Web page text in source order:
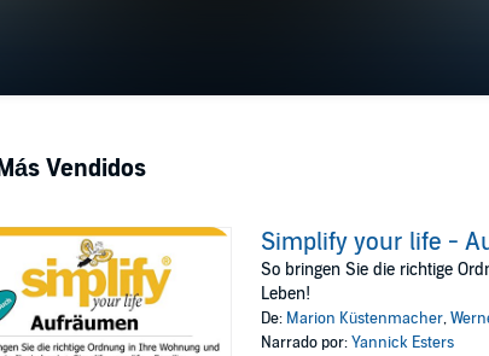
Vendidos
Simplify your life -
So bringen Sie die richtige
Leben!
De: Marion Küstenmacher,
Narrado por:Yannick Esters